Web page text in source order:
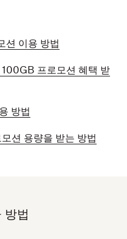
이용 방법
프로모션 혜택 받
방법
션 용량을 받는 방법
방법